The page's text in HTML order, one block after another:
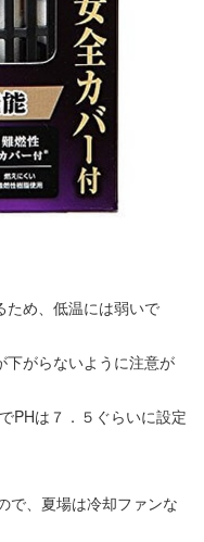
ため、低温には弱いで
下がらないように注意が
は７．５ぐらいに設定
で、夏場は冷却ファンな